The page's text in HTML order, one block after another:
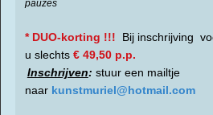
pauzes
* DUO-korting !!! Bij inschrijving
u slechts € 49,50 p.p.
Inschrijven: stuur een mailtje
naar kunstmuriel@hotmail.com